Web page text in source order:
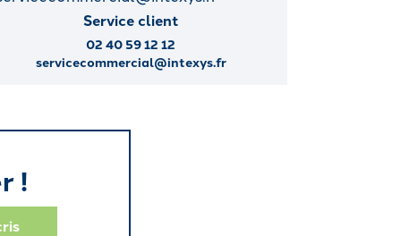
Service client
02 40 59 12 12
servicecommercial@intexys.fr
!